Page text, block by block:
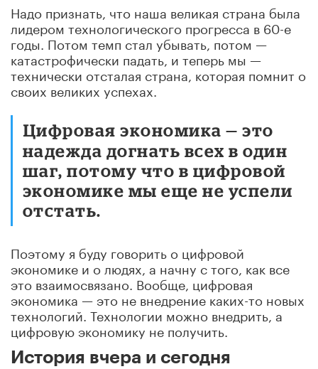
Надо признать, что наша великая страна была
лидером технологического прогресса в 60-е
годы. Потом темп стал убывать, потом —
катастрофически падать, и теперь мы —
технически отсталая страна, которая помнит о
своих великих успехах.
Цифровая экономика — это
надежда догнать всех в один
шаг, потому что в цифровой
экономике мы еще не успели
отстать.
Поэтому я буду говорить о цифровой
экономике и о людях, а начну с того, как все
это взаимосвязано. Вообще, цифровая
экономика — это не внедрение каких-то новых
технологий. Технологии можно внедрить, а
цифровую экономику не получить.
История вчера и сегодня